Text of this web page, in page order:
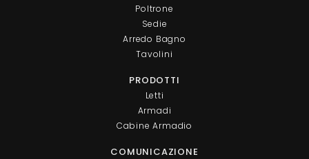
Poltrone
Sedie
Arredo Bagno
Tavolini
PRODOTTI
Letti
Armadi
Cabine Armadio
COMUNICAZIONE